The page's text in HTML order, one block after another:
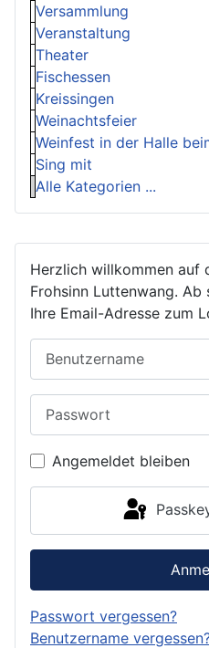
Herzlich willkommen auf
Frohsinn Luttenwang.
Ihre Email-Adresse zum
Angemeldet bleiben
Passwort vergessen?
Benutzername
Versammlung
Veranstaltung
Theater
Fischessen
Kreissingen
Weinachtsfeier
Weinfest in der Halle
Sing mit
Alle Kategorien ...